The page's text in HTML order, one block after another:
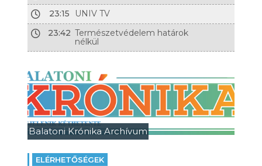
23:15
UNIV TV
23:42 Természetvédelem határok
nélkül
Balatoni Krónika Archívum
ELÉRHETŐSÉGEK